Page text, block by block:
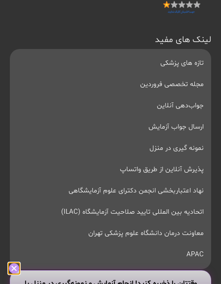
لینک های مفید
تازه های پزشکی
مجله تخصصی فروردین
جواب‌دهی آنلاین
ارسال جواب آزمایش
نمونه گیری در منزل
پذیرش آنلاین از طریق واتساپ
نهاد اعتباربخشی انجمن دکترای علوم آزمایشگاهی
اتحادیه بین المللی تایید صلاحیت آزمایشگاه (ILAC)
معاونت درمان دانشگاه علوم پزشکی تهران
APAC